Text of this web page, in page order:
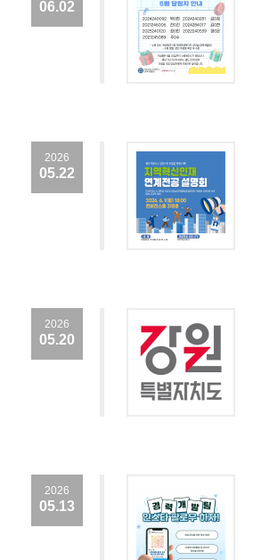
06.02
2026
05.22
2026
05.20
2026
05.13